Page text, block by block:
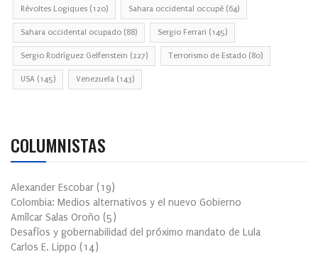
Révoltes Logiques (120) Sahara occidental occupé (64)
Sahara occidental ocupado (88) Sergio Ferrari (145)
Sergio Rodríguez Gelfenstein (227) Terrorismo de Estado (80)
USA (145) Venezuela (143)
COLUMNISTAS
Alexander Escobar (19)
Colombia: Medios alternativos y el nuevo Gobierno
Amílcar Salas Oroño (5)
Desafíos y gobernabilidad del próximo mandato de Lula
Carlos E. Lippo (14)